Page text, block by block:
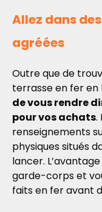
Allez dans
agréées
Outre que de
terrasse en fer en
de vous rendre
pour vos achats.
renseignements
physiques situés
lancer.
garde-corps et
faits en fer avant